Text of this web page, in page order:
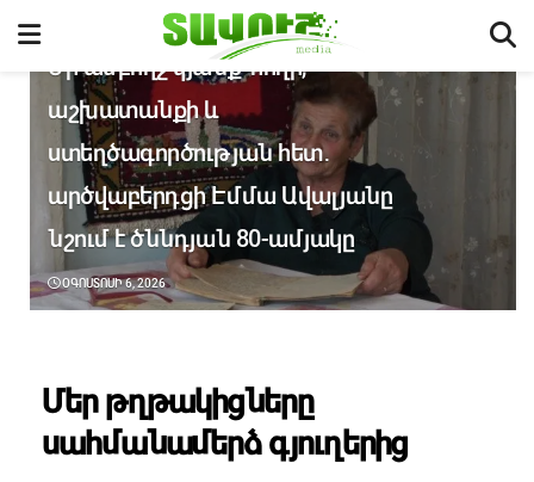
ՄԵՐ ԹՂԹԱԿԻՑՆԵՐԸ ՍԱՀՄԱՆԱՄԵՐՁ ԳՅՈՒՂԵՐԻՑ
Մի ամբողջ կյանք՝ հողի,
աշխատանքի և
ստեղծագործության հետ․
արծվաբերդցի Էմմա Ավալյանը
նշում է ծննդյան 80-ամյակը
ՕԳՈՍՏՈՍԻ 6, 2026
Մեր թղթակիցները
սահմանամերձ գյուղերից